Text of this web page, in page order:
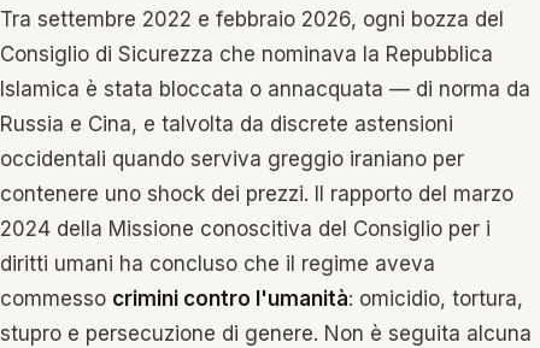
Tra settembre 2022 e febbraio 2026, ogni bozza del
Consiglio di Sicurezza che nominava la Repubblica
Islamica è stata bloccata o annacquata — di norma da
Russia e Cina, e talvolta da discrete astensioni
occidentali quando serviva greggio iraniano per
contenere uno shock dei prezzi. Il rapporto del marzo
2024 della Missione conoscitiva del Consiglio per i
diritti umani ha concluso che il regime aveva
commesso crimini contro l'umanità: omicidio, tortura,
stupro e persecuzione di genere. Non è seguita alcuna